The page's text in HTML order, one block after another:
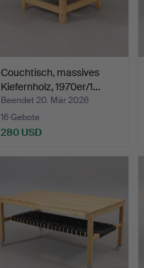
Couchtisch, massives
Kiefernholz, 1970er/1…
Beendet 20. Mär 2026
16 Gebote
280 USD